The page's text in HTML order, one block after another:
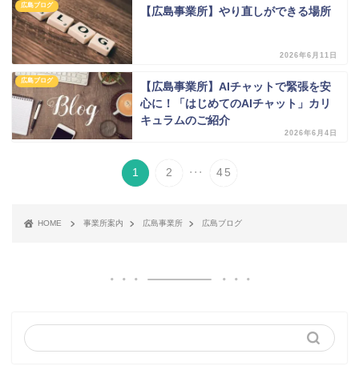
広島ブログ 【広島事業所】やり直しができる場所
2026年6月11日
広島ブログ
【広島事業所】AIチャットで緊張を安
心に！「はじめてのAIチャット」カリ
キュラムのご紹介
2026年6月4日
1 2 ... 45
HOME 事業所案内 広島事業所 広島ブログ